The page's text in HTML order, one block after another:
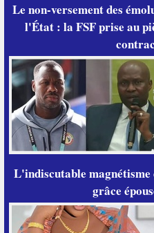
Le non-versement des
l'État : la FSF prise au
L'indiscutable
grâce